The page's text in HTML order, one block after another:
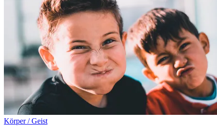
Körper / Geist